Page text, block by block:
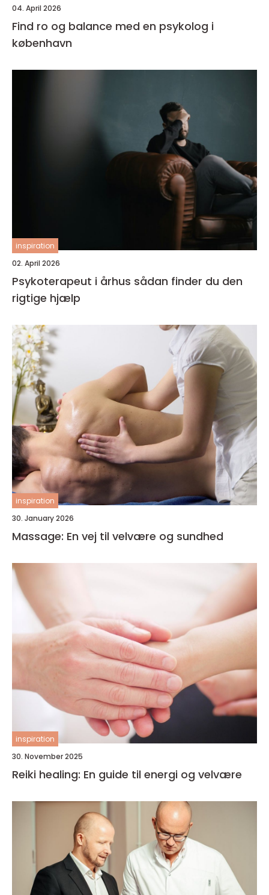
04. April 2026
Find ro og balance med en psykolog i
københavn
inspiration
02. April 2026
Psykoterapeut i århus sådan finder du den
rigtige hjælp
inspiration
30. January 2026
Massage: En vej til velvære og sundhed
inspiration
30. November 2025
Reiki healing: En guide til energi og velvære